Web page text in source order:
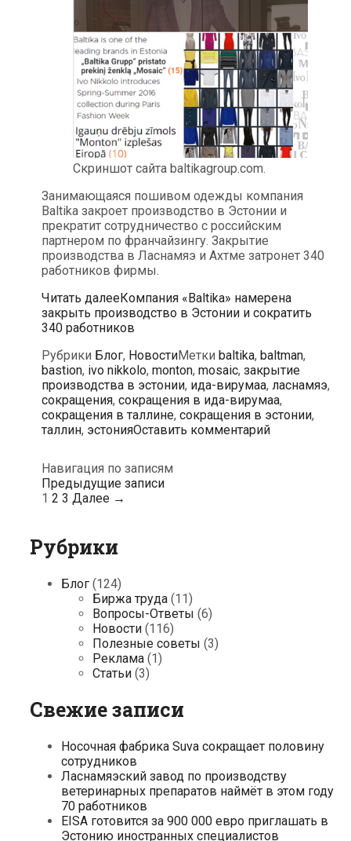
Скриншот сайта baltikagroup.com.
Занимающаяся пошивом одежды компания
Baltika закроет производство в Эстонии и
прекратит сотрудничество с российским
партнером по франчайзингу. Закрытие
производства в Ласнамяэ и Ахтме затронет 340
работников фирмы.
Читать далееКомпания «Baltika» намерена
закрыть производство в Эстонии и сократить
340 работников
Рубрики Блог, НовостиМетки baltika, baltman,
bastion, ivo nikkolo, monton, mosaic, закрытие
производства в эстонии, ида-вирумаа, ласнамяэ,
сокращения, сокращения в ида-вирумаа,
сокращения в таллине, сокращения в эстонии,
таллин, эстонияОставить комментарий
Навигация по записям
Предыдущие записи
1 2 3 Далее →
Рубрики
Блог (124)
Биржа труда (11)
Вопросы-Ответы (6)
Новости (116)
Полезные советы (3)
Реклама (1)
Статьи (3)
Свежие записи
Носочная фабрика Suva сокращает половину
сотрудников
Ласнамяэский завод по производству
ветеринарных препаратов наймёт в этом году
70 работников
EISA готовится за 900 000 евро приглашать в
Эстонию иностранных специалистов